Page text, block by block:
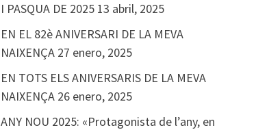
I PASQUA DE 2025 13 abril, 2025
EN EL 82è ANIVERSARI DE LA MEVA
NAIXENÇA 27 enero, 2025
EN TOTS ELS ANIVERSARIS DE LA MEVA
NAIXENÇA 26 enero, 2025
ANY NOU 2025: «Protagonista de l’any, en